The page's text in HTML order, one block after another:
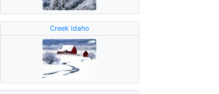
Creek Idaho